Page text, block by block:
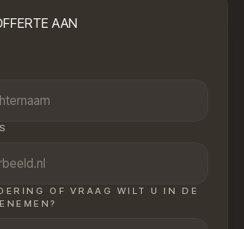
AAN
OF VRAAG WILT U IN DE